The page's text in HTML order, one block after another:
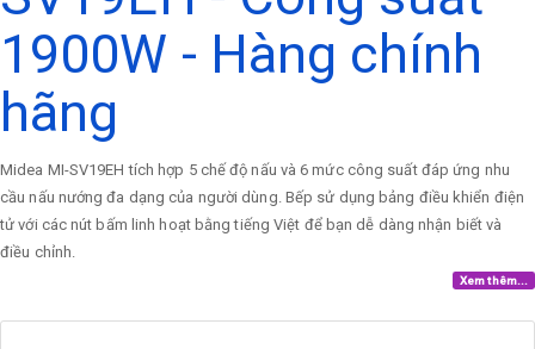
1900W - Hàng chính
hãng
Midea MI-SV19EH tích hợp 5 chế độ nấu và 6 mức công suất đáp ứng nhu
cầu nấu nướng đa dạng của người dùng. Bếp sử dụng bảng điều khiển điện
tử với các nút bấm linh hoạt bằng tiếng Việt để bạn dễ dàng nhận biết và
điều chỉnh.
Xem thêm...